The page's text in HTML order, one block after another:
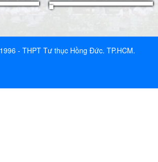
- THPT Tư thục Hồng Đức. TP.HCM.